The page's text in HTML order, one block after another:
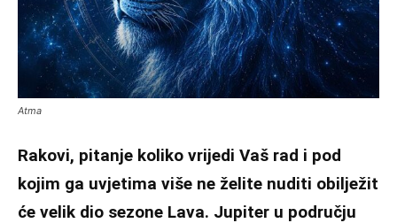
Atma
Rakovi, pitanje koliko vrijedi Vaš rad i pod
kojim ga uvjetima više ne želite nuditi obilježit
će velik dio sezone Lava. Jupiter u području